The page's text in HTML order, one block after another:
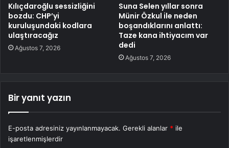
Kılıçdaroğlu sessizliğini
bozdu: CHP’yi
kuruluşundaki kodlara
ulaştıracağız
Ağustos 7, 2026
Suna Selen yıllar sonra
Münir Özkul ile neden
boşandıklarını anlattı:
Taze kana ihtiyacım var
dedi
Ağustos 7, 2026
Bir yanıt yazın
E-posta adresiniz yayınlanmayacak. Gerekli alanlar * ile
işaretlenmişlerdir